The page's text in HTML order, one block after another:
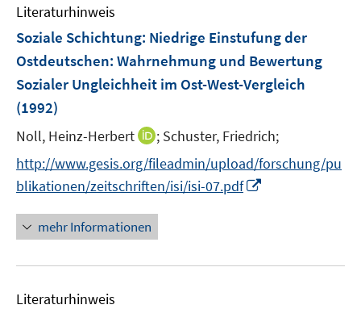
Literaturhinweis
Soziale Schichtung: Niedrige Einstufung der
Ostdeutschen: Wahrnehmung und Bewertung
Sozialer Ungleichheit im Ost-West-Vergleich
(1992)
Noll, Heinz-Herbert
I
n
n
e
u
F
; Schuster, Friedrich;
http://www.gesis.org/fileadmin/upload/forschung/pu
blikationen/zeitschriften/isi/isi-07.pdf
u
mehr Informationen
Literaturhinweis